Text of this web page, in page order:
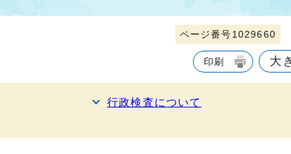
ページ番号1029660
印刷 大
行政検査について